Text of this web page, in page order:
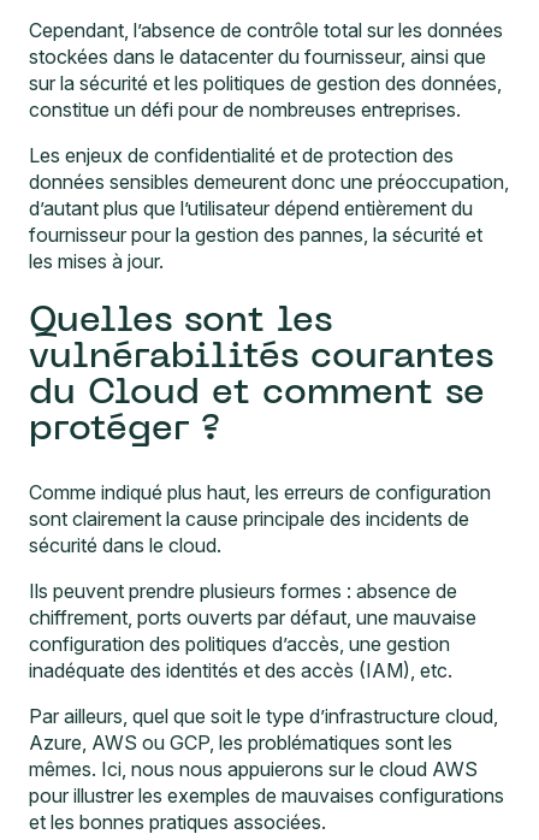
Cependant, l’absence de contrôle total sur les données
stockées dans le datacenter du fournisseur, ainsi que
sur la sécurité et les politiques de gestion des données,
constitue un défi pour de nombreuses entreprises.
Les enjeux de confidentialité et de protection des
données sensibles demeurent donc une préoccupation,
d’autant plus que l’utilisateur dépend entièrement du
fournisseur pour la gestion des pannes, la sécurité et
les mises à jour.
Quelles sont les
vulnérabilités courantes
du Cloud et comment se
protéger ?
Comme indiqué plus haut, les erreurs de configuration
sont clairement la cause principale des incidents de
sécurité dans le cloud.
Ils peuvent prendre plusieurs formes : absence de
chiffrement, ports ouverts par défaut, une mauvaise
configuration des politiques d’accès, une gestion
inadéquate des identités et des accès (IAM), etc.
Par ailleurs, quel que soit le type d’infrastructure cloud,
Azure, AWS ou GCP, les problématiques sont les
mêmes. Ici, nous nous appuierons sur le cloud AWS
pour illustrer les exemples de mauvaises configurations
et les bonnes pratiques associées.